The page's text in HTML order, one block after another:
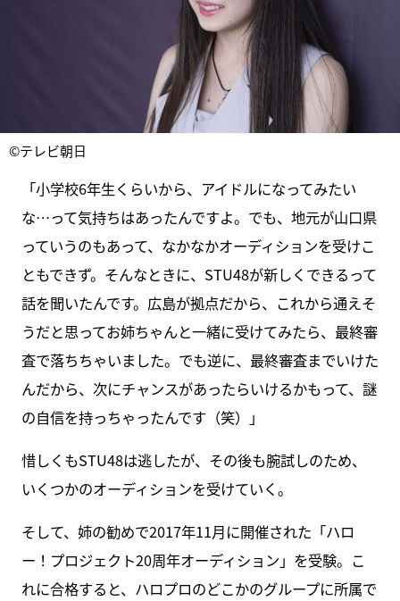
©テレビ朝日
「小学校6年生くらいから、アイドルになってみたい
な…って気持ちはあったんですよ。でも、地元が山口県
っていうのもあって、なかなかオーディションを受けこ
ともできず。そんなときに、STU48が新しくできるって
話を聞いたんです。広島が拠点だから、これから通えそ
うだと思ってお姉ちゃんと一緒に受けてみたら、最終審
査で落ちちゃいました。でも逆に、最終審査までいけた
んだから、次にチャンスがあったらいけるかもって、謎
の自信を持っちゃったんです（笑）」
惜しくもSTU48は逃したが、その後も腕試しのため、
いくつかのオーディションを受けていく。
そして、姉の勧めで2017年11月に開催された「ハロ
ー！プロジェクト20周年オーディション」を受験。こ
れに合格すると、ハロプロのどこかのグループに所属で